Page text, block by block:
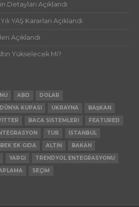
Detayları Açıklandı
YAŞ Kararları Açıklandı
Açıklandı
Yükselecek Mi?
ABD
DOLAR
DÜNYA KUPASI UKRAYNA
BAŞKAN
BACA SISTEMLERI
FEATURED
TUR
İSTANBUL
EK GIDA ALTIN
BAKAN
YARGI
TRENDYOL ENTEGRASYONU
SEÇIM